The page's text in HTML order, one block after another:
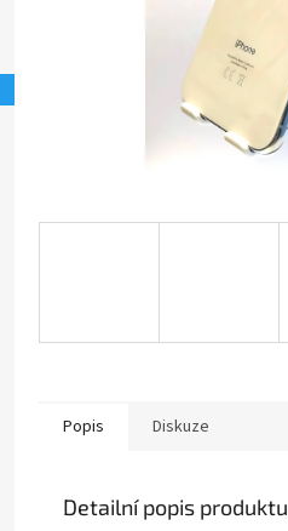
Popis Diskuze
Detailní popis produktu